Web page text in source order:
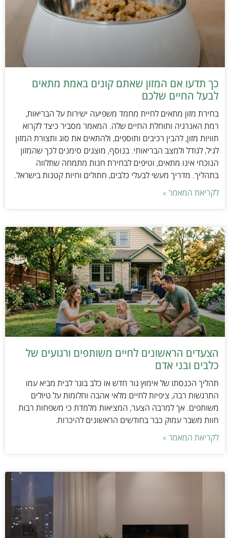
כך תדעו אם המזון שאתם קונים באמת מתאים
לבעל החיים שלכם
בחירת מזון מתאים לחיית מחמד משפיעה ישירות על הבריאות,
רמת האנרגיה ותוחלת החיים שלה. המאמר מסביר כיצד לקרוא
תוויות מזון, להבין רכיבים ותוספים, ולהתאים את סוג ותצורת המזון
לגיל, לגודל ולמצב הבריאותי. בנוסף, מוצגים סימנים לכך שהמזון
הנוכחי אינו מתאים, וטיפים לבחירת חנות מתמחה שתלווה
בתהליך. מדריך מעשי לבעלי כלבים, חתולים וחיות קטנות בישראל.
לקריאת המאמר »
הצעדים הראשונים לחיים משותפים ורגועים של
כלבים ובני אדם
תהליך הכנסתו של אימוץ גור חדש או כלב בוגר לבית מביא עמו
התרגשות רבה, ציפיות לחיים מלאי אהבה וחלומות על טיולים
משותפים. אך למרבה הצער, המציאות מלמדת כי משפחות רבות
חוות משבר עמוק כבר בחודשים הראשונים להיכרות.
לקריאת המאמר »